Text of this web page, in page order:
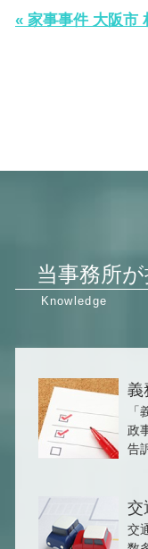
« 家事事件 大阪市
当事務所
義
政
告
交
交